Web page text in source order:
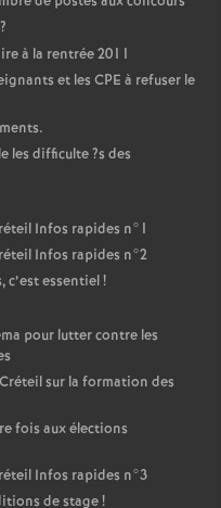
?
à la rentrée 2011
et les CPE à refuser le
les difficulte?s des
Infos rapides n°1
Infos rapides n°2
essentiel!
pour lutter contre les
sur la formation des
fois aux élections
Infos rapides n°3
de stage!